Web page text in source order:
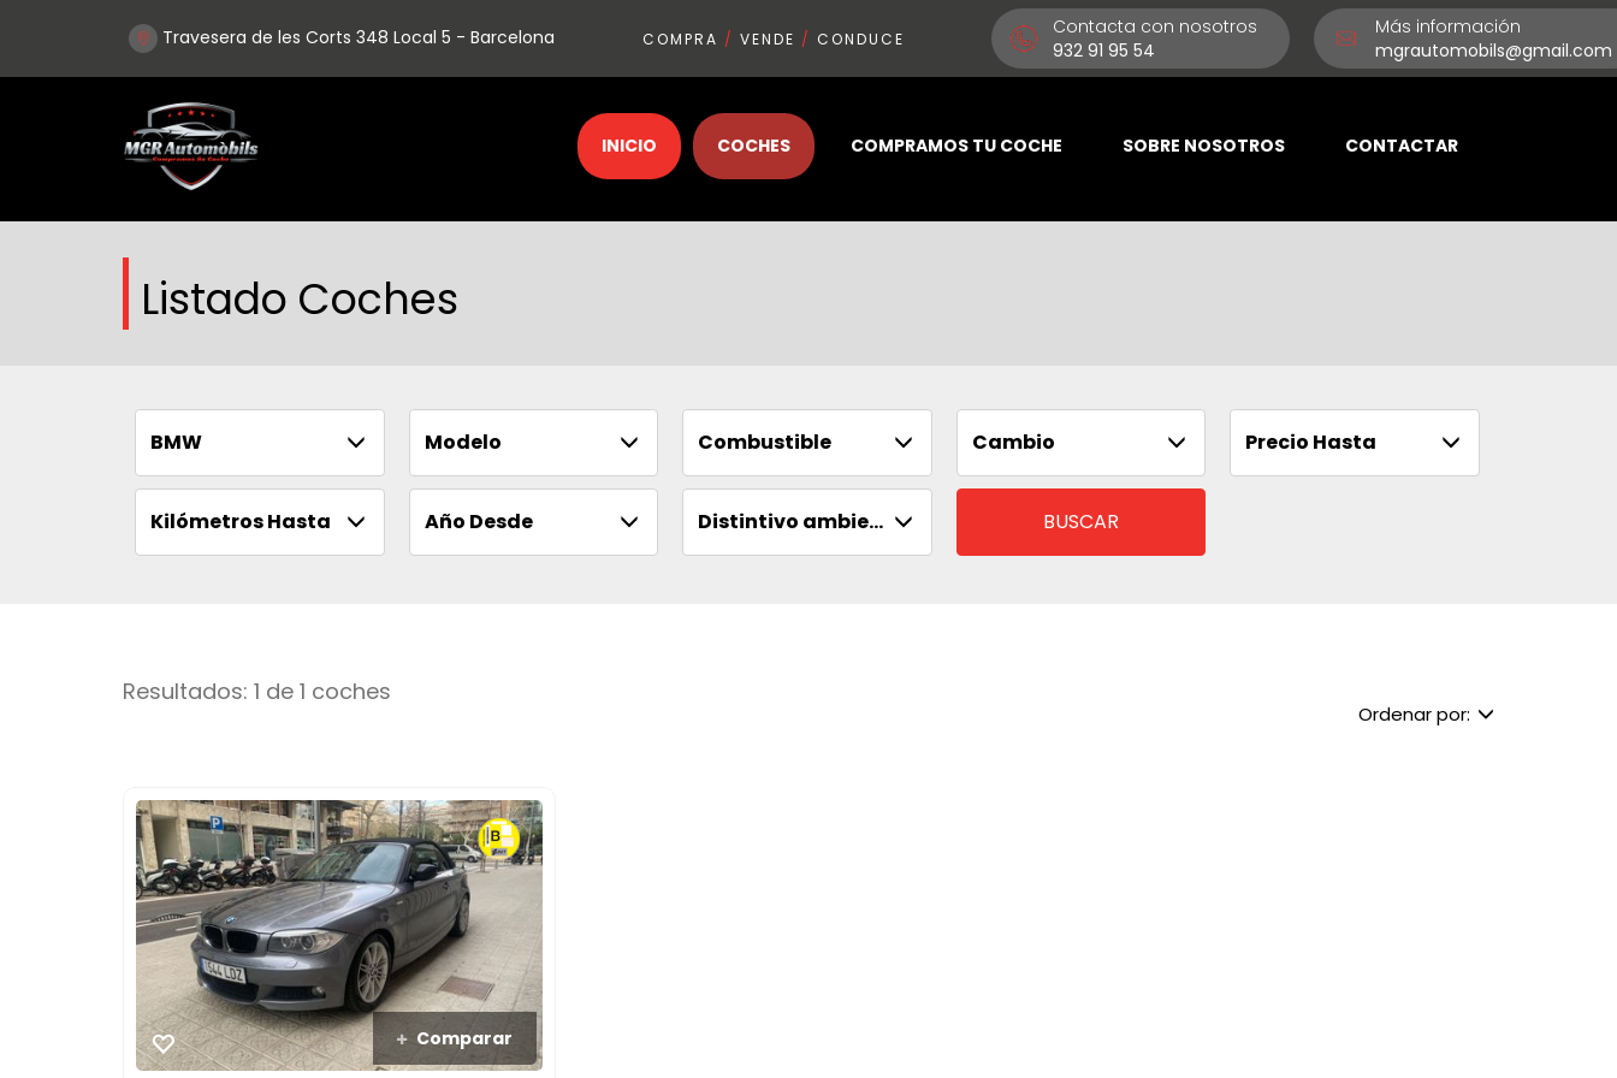
Travesera de les Corts 348 Local 5 - Barcelona COMPRA / VENDE / CONDUCE
Contacta con nosotros
932 91 95 54
Más información
mgrautomobils@gmail.com
INICIO COCHES COMPRAMOS TU COCHE SOBRE NOSOTROS CONTACTAR
Listado Coches
BMW Modelo Combustible Cambio Precio Hasta
Kilómetros Hasta Año Desde Distintivo ambiental BUSCAR
Resultados: 1 de 1 coches
Ordenar por:
Comparar